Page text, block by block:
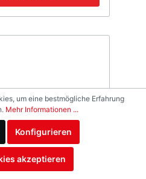
um eine bestmögliche Erfahrung
Mehr Informationen ...
Konfigurieren
akzeptieren